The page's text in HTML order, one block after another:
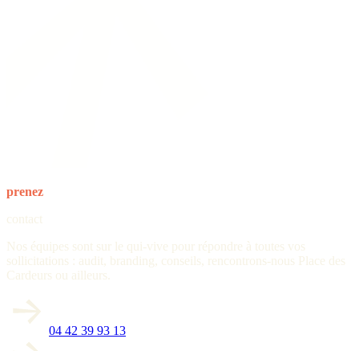
prenez
contact
Nos équipes sont sur le qui-vive pour répondre à toutes vos
sollicitations : audit, branding, conseils, rencontrons-nous Place des
Cardeurs ou ailleurs.
04 42 39 93 13